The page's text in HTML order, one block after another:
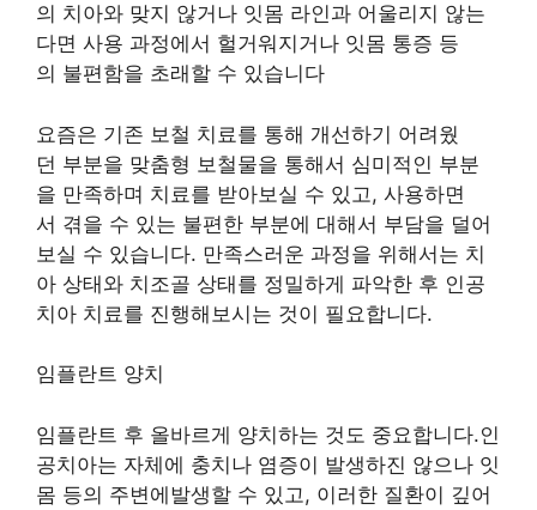
의 치아와 맞지 않거나 잇몸 라인과 어울리지 않는
다면 사용 과정에서 헐거워지거나 잇몸 통증 등
의 불편함을 초래할 수 있습니다
요즘은 기존 보철 치료를 통해 개선하기 어려웠
던 부분을 맞춤형 보철물을 통해서 심미적인 부분
을 만족하며 치료를 받아보실 수 있고, 사용하면
서 겪을 수 있는 불편한 부분에 대해서 부담을 덜어
보실 수 있습니다. 만족스러운 과정을 위해서는 치
아 상태와 치조골 상태를 정밀하게 파악한 후 인공
치아 치료를 진행해보시는 것이 필요합니다.
임플란트 양치
임플란트 후 올바르게 양치하는 것도 중요합니다.인
공치아는 자체에 충치나 염증이 발생하진 않으나 잇
몸 등의 주변에발생할 수 있고, 이러한 질환이 깊어